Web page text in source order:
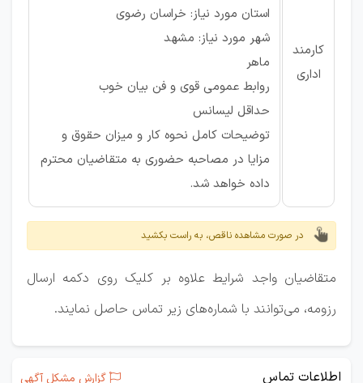
کارمند
اداری
استان مورد نیاز: خراسان رضوی
شهر مورد نیاز: مشهد
ماهر
روابط عمومی قوی و فن بیان خوب
حداقل لیسانس
توضیحات کامل نحوه کار و میزان حقوق و
مزایا در مصاحبه حضوری به متقاضیان محترم
داده خواهد شد.
در صورت مشاهده ناقص، به راست بکشید
متقاضیان واجد شرایط علاوه بر کلیک روی دکمه ارسال
رزومه، می‌توانند با شماره‌های زیر تماس حاصل نمایند.
اطلاعات تماس گزارش مشکل آگهی